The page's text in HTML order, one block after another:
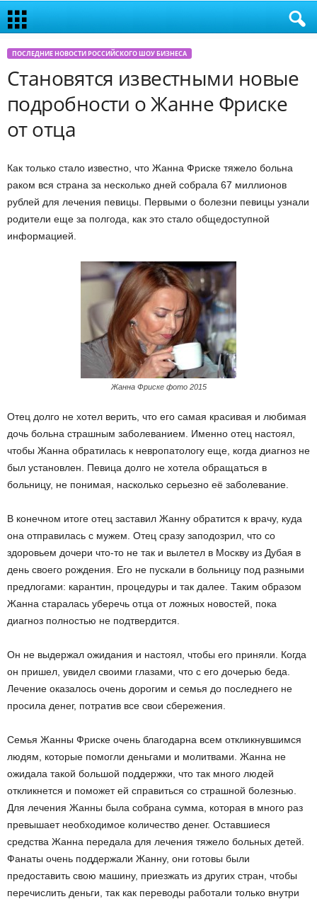
ПОСЛЕДНИЕ НОВОСТИ РОССИЙСКОГО ШОУ БИЗНЕСА
Становятся известными новые
подробности о Жанне Фриске
от отца
Как только стало известно, что Жанна Фриске тяжело больна
раком вся страна за несколько дней собрала 67 миллионов
рублей для лечения певицы. Первыми о болезни певицы узнали
родители еще за полгода, как это стало общедоступной
информацией.
Жанна Фриске фото 2015
Отец долго не хотел верить, что его самая красивая и любимая
дочь больна страшным заболеванием. Именно отец настоял,
чтобы Жанна обратилась к невропатологу еще, когда диагноз не
был установлен. Певица долго не хотела обращаться в
больницу, не понимая, насколько серьезно её заболевание.
В конечном итоге отец заставил Жанну обратится к врачу, куда
она отправилась с мужем. Отец сразу заподозрил, что со
здоровьем дочери что-то не так и вылетел в Москву из Дубая в
день своего рождения. Его не пускали в больницу под разными
предлогами: карантин, процедуры и так далее. Таким образом
Жанна старалась уберечь отца от ложных новостей, пока
диагноз полностью не подтвердится.
Он не выдержал ожидания и настоял, чтобы его приняли. Когда
он пришел, увидел своими глазами, что с его дочерью беда.
Лечение оказалось очень дорогим и семья до последнего не
просила денег, потратив все свои сбережения.
Семья Жанны Фриске очень благодарна всем откликнувшимся
людям, которые помогли деньгами и молитвами. Жанна не
ожидала такой большой поддержки, что так много людей
откликнется и поможет ей справиться со страшной болезнью.
Для лечения Жанны была собрана сумма, которая в много раз
превышает необходимое количество денег. Оставшиеся
средства Жанна передала для лечения тяжело больных детей.
Фанаты очень поддержали Жанну, они готовы были
предоставить свою машину, приезжать из других стран, чтобы
перечислить деньги, так как переводы работали только внутри